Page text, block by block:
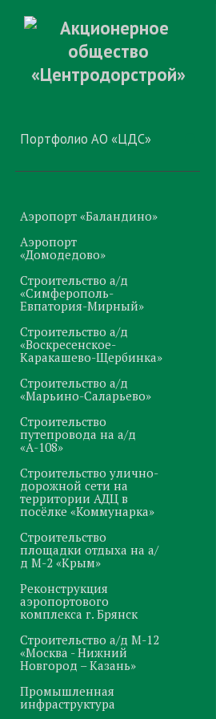
Портфолио АО «ЦДС»
Аэропорт «Баландино»
Аэропорт
«Домодедово»
Строительство а/д
«Симферополь-
Евпатория-Мирный»
Строительство а/д
«Воскресенское-
Каракашево-Щербинка»
Строительство а/д
«Марьино-Саларьево»
Строительство
путепровода на а/д
«А-108»
Строительство улично-
дорожной сети на
территории АДЦ в
посёлке «Коммунарка»
Строительство
площадки отдыха на а/
д М-2 «Крым»
Реконструкция
аэропортового
комплекса г. Брянск
Строительство а/д М-12
«Москва - Нижний
Новгород – Казань»
Промышленная
инфраструктура